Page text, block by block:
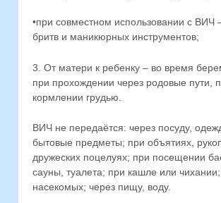
•при совместном использовании с ВИЧ
бритв и маникюрных инструментов;
3. От матери к ребенку – во время
при прохождении через родовые пути,
кормлении грудью.
ВИЧ не передаётся: через посуду,
бытовые предметы; при объятиях,
дружеских поцелуях; при посещении
сауны, туалета; при кашле или чихании;
насекомых; через пищу, воду.